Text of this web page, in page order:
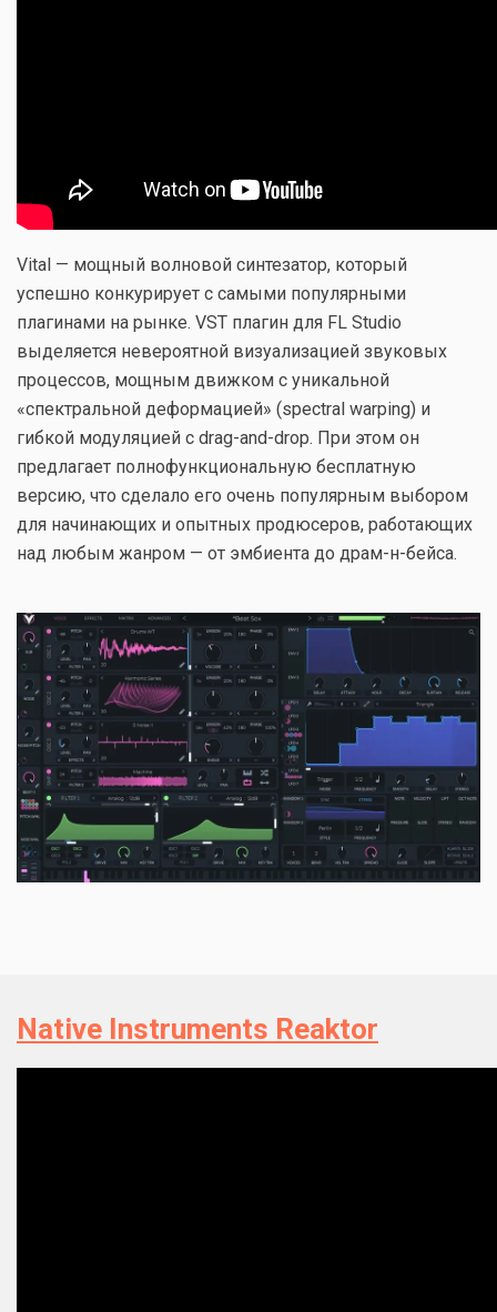
Vital — мощный волновой синтезатор, который
успешно конкурирует с самыми популярными
плагинами на рынке. VST плагин для FL Studio
выделяется невероятной визуализацией звуковых
процессов, мощным движком с уникальной
«спектральной деформацией» (spectral warping) и
гибкой модуляцией с drag-and-drop. При этом он
предлагает полнофункциональную бесплатную
версию, что сделало его очень популярным выбором
для начинающих и опытных продюсеров, работающих
над любым жанром — от эмбиента до драм-н-бейса.
Native Instruments Reaktor